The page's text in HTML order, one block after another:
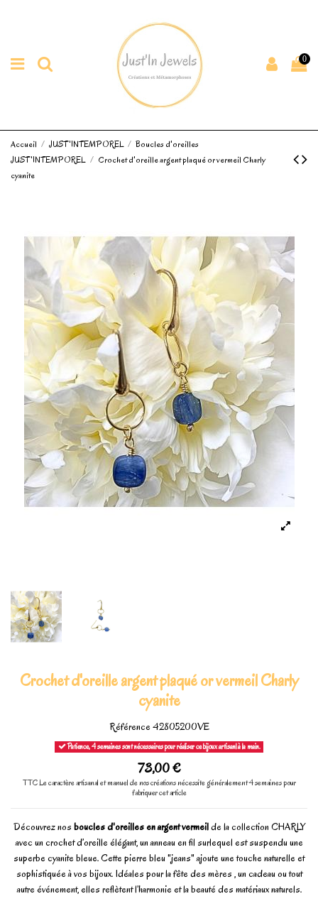
0
Accueil JUST'INTEMPOREL
Boucles d'oreilles
JUST'INTEMPOREL
Crochet d'oreille argent plaqué or vermeil Charly
cyanite
Crochet d'oreille argent plaqué or vermeil Charly
cyanite
Référence42805200VE
Patience, 4 semaines sont nécessaires pour réaliser ce bijoux artisanl à la main.
73,00 €
TTCLe caractère artisanal et manuel de nos créations nécessite généralement 4 semaines pour
fabriquer cet article
Découvrez nos boucles d'oreilles en argent vermeilde la collection CHARLY
avec un crochet d’oreille élégant, un anneau en fil surlequel est suspendu une
superbe cyanite bleue. Cette pierre bleu "jeans" ajoute une touche naturelle et
sophistiquée à vos bijoux. Idéales pour la fête des mères , un cadeau ou tout
autre événement, elles reflètent l’harmonie et la beauté des matériaux naturels.